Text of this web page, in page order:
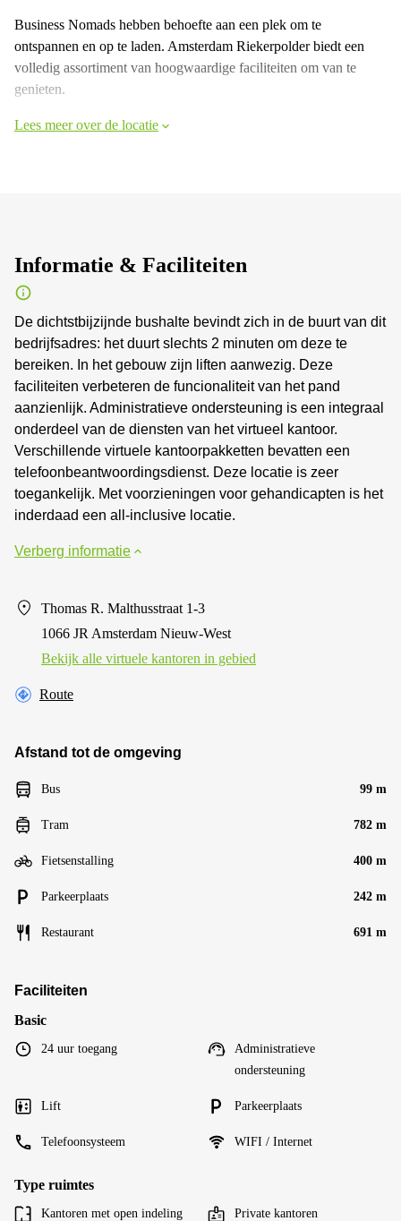
Business Nomads hebben behoefte aan een plek om te
ontspannen en op te laden. Amsterdam Riekerpolder biedt een
volledig assortiment van hoogwaardige faciliteiten om van te
genieten.
Lees meer over de locatie
Informatie & Faciliteiten
De dichtstbijzijnde bushalte bevindt zich in de buurt van dit
bedrijfsadres: het duurt slechts 2 minuten om deze te
bereiken. In het gebouw zijn liften aanwezig. Deze
faciliteiten verbeteren de funcionaliteit van het pand
aanzienlijk. Administratieve ondersteuning is een integraal
onderdeel van de diensten van het virtueel kantoor.
Verschillende virtuele kantoorpakketten bevatten een
telefoonbeantwoordingsdienst. Deze locatie is zeer
toegankelijk. Met voorzieningen voor gehandicapten is het
inderdaad een all-inclusive locatie.
Verberg informatie
Thomas R. Malthusstraat 1-3
1066 JR Amsterdam Nieuw-West
Bekijk alle virtuele kantoren in gebied
Route
Afstand tot de omgeving
Bus 99 m
Tram 782 m
Fietsenstalling 400 m
Parkeerplaats 242 m
Restaurant 691 m
Faciliteiten
Basic
24 uur toegang
Administratieve
ondersteuning
Lift Parkeerplaats
Telefoonsysteem WIFI / Internet
Type ruimtes
Kantoren met open indeling Private kantoren